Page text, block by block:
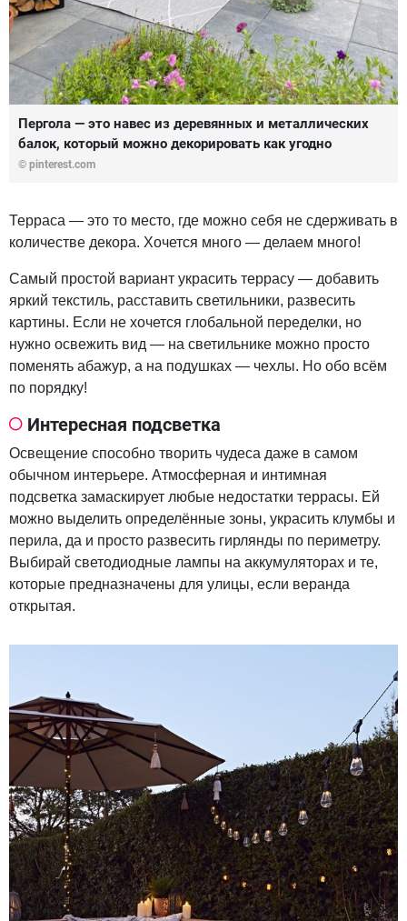
Пергола — это навес из деревянных и металлических
балок, который можно декорировать как угодно
© pinterest.com
Терраса — это то место, где можно себя не сдерживать в
количестве декора. Хочется много — делаем много!
Самый простой вариант украсить террасу — добавить
яркий текстиль, расставить светильники, развесить
картины. Если не хочется глобальной переделки, но
нужно освежить вид — на светильнике можно просто
поменять абажур, а на подушках — чехлы. Но обо всём
по порядку!
Интересная подсветка
Освещение способно творить чудеса даже в самом
обычном интерьере. Атмосферная и интимная
подсветка замаскирует любые недостатки террасы. Ей
можно выделить определённые зоны, украсить клумбы и
перила, да и просто развесить гирлянды по периметру.
Выбирай светодиодные лампы на аккумуляторах и те,
которые предназначены для улицы, если веранда
открытая.